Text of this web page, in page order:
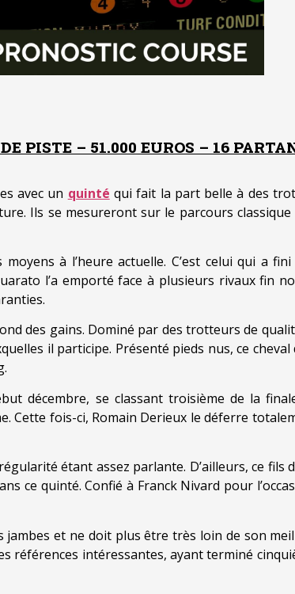
PISTE – 51.000 EUROS – 16
avec un quinté qui fait la part belle à des
Ils se mesureront sur le parcours
à l’heure actuelle. C’est celui qui a
l’a emporté face à plusieurs rivaux fin
des gains. Dominé par des trotteurs de
il participe. Présenté pieds nus, ce
décembre, se classant troisième de la
Cette fois-ci, Romain Derieux le déferre
étant assez parlante. D’ailleurs, ce fils
ce quinté. Confié à Franck Nivard pour
jambes et ne doit plus être très loin de son
références intéressantes, ayant terminé